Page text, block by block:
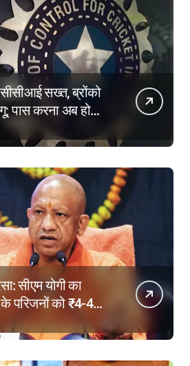
सख्त, ब्रोंको
पास करना अब होगा
सीएम योगी का
परिजनों को ₹4-4
के बेहतर इलाज के